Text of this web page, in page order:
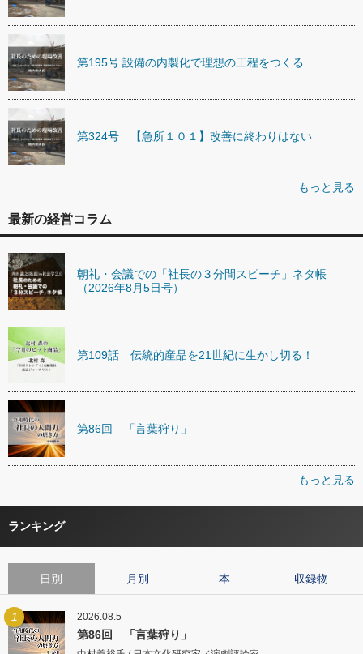
第195号 設備の内製化で理想の工程をつくる
第324号 【急所１０１】改善に終わりはない
もっと見る
最新の経営コラム
朝礼・会議での「社長の３分間スピーチ」ネタ帳
（2026年8月5日号）
第109話 伝統的産品を21世紀に生かし切る！
第86回 「言葉狩り」
もっと見る
ランキング
日別 月別 本 収録物
1 2026.08.5
第86回 「言葉狩り」